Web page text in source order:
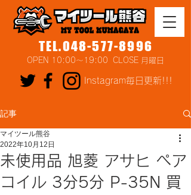
TEL.048-577-8996
OPEN 10:00～19:00 CLOSE 月曜日
Instagram毎日更新!!!
記事
未使用品 旭菱 アサヒ ペア
コイル 3分5分 P-35N 買
マイツール熊谷
2022年10月12日